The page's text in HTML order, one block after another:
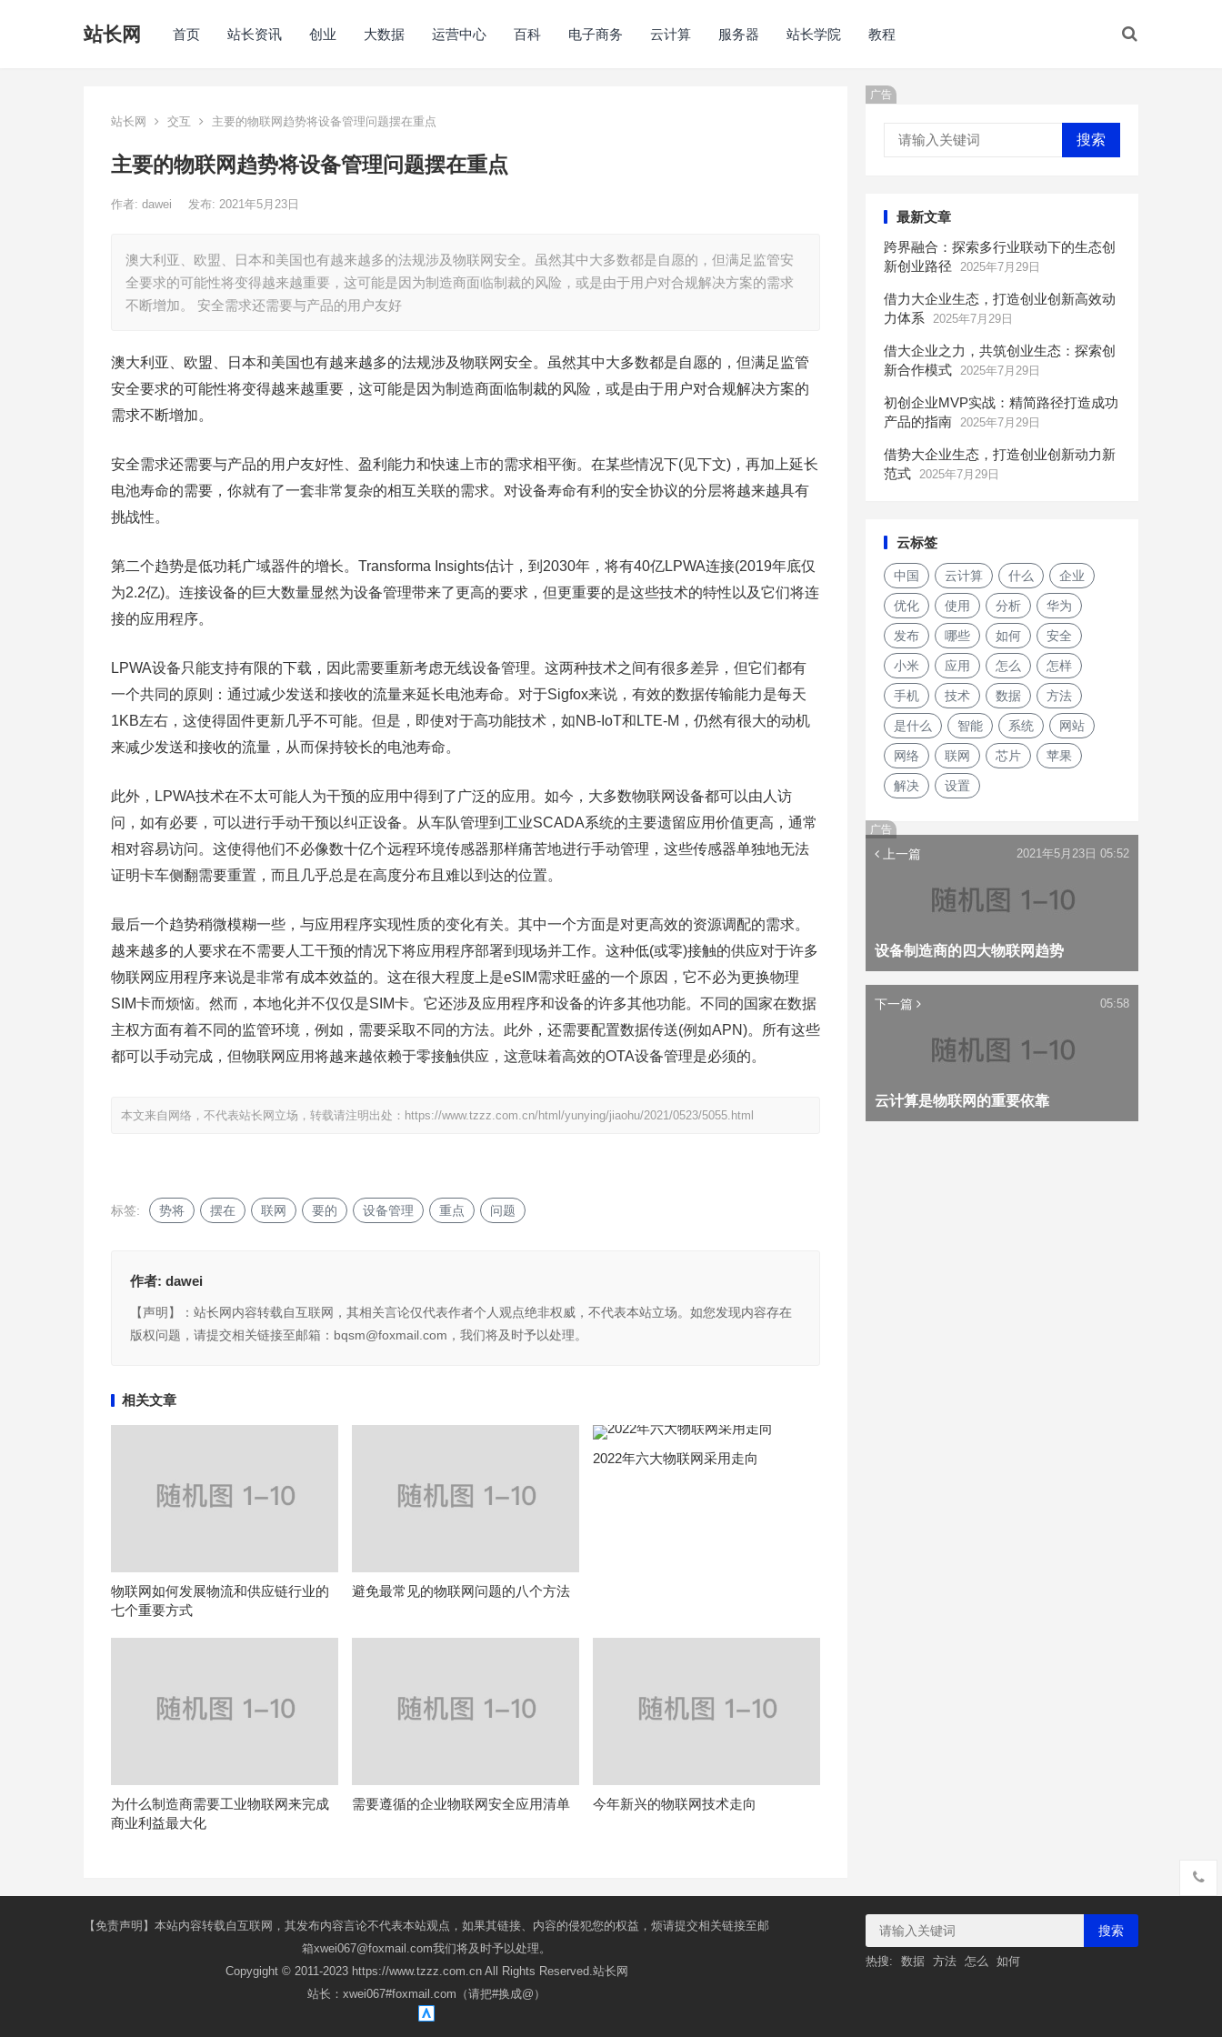
站长网 首页 站长资讯 创业 大数据 运营中心 百科 电子商务 云计算 服务器 站长学院 教程
站长网 交互 主要的物联网趋势将设备管理问题摆在重点
主要的物联网趋势将设备管理问题摆在重点
作者: dawei 发布: 2021年5月23日
澳大利亚、欧盟、日本和美国也有越来越多的法规涉及物联网安全。虽然其中大多数都是自愿的，但满足监管安
全要求的可能性将变得越来越重要，这可能是因为制造商面临制裁的风险，或是由于用户对合规解决方案的需求
不断增加。 安全需求还需要与产品的用户友好
澳大利亚、欧盟、日本和美国也有越来越多的法规涉及物联网安全。虽然其中大多数都是自愿的，但满足监管
安全要求的可能性将变得越来越重要，这可能是因为制造商面临制裁的风险，或是由于用户对合规解决方案的
需求不断增加。
安全需求还需要与产品的用户友好性、盈利能力和快速上市的需求相平衡。在某些情况下(见下文)，再加上延长
电池寿命的需要，你就有了一套非常复杂的相互关联的需求。对设备寿命有利的安全协议的分层将越来越具有
挑战性。
第二个趋势是低功耗广域器件的增长。Transforma Insights估计，到2030年，将有40亿LPWA连接(2019年底仅
为2.2亿)。连接设备的巨大数量显然为设备管理带来了更高的要求，但更重要的是这些技术的特性以及它们将连
接的应用程序。
LPWA设备只能支持有限的下载，因此需要重新考虑无线设备管理。这两种技术之间有很多差异，但它们都有
一个共同的原则：通过减少发送和接收的流量来延长电池寿命。对于Sigfox来说，有效的数据传输能力是每天
1KB左右，这使得固件更新几乎不可能。但是，即使对于高功能技术，如NB-IoT和LTE-M，仍然有很大的动机
来减少发送和接收的流量，从而保持较长的电池寿命。
此外，LPWA技术在不太可能人为干预的应用中得到了广泛的应用。如今，大多数物联网设备都可以由人访
问，如有必要，可以进行手动干预以纠正设备。从车队管理到工业SCADA系统的主要遗留应用价值更高，通常
相对容易访问。这使得他们不必像数十亿个远程环境传感器那样痛苦地进行手动管理，这些传感器单独地无法
证明卡车侧翻需要重置，而且几乎总是在高度分布且难以到达的位置。
最后一个趋势稍微模糊一些，与应用程序实现性质的变化有关。其中一个方面是对更高效的资源调配的需求。
越来越多的人要求在不需要人工干预的情况下将应用程序部署到现场并工作。这种低(或零)接触的供应对于许多
物联网应用程序来说是非常有成本效益的。这在很大程度上是eSIM需求旺盛的一个原因，它不必为更换物理
SIM卡而烦恼。然而，本地化并不仅仅是SIM卡。它还涉及应用程序和设备的许多其他功能。不同的国家在数据
主权方面有着不同的监管环境，例如，需要采取不同的方法。此外，还需要配置数据传送(例如APN)。所有这些
都可以手动完成，但物联网应用将越来越依赖于零接触供应，这意味着高效的OTA设备管理是必须的。
本文来自网络，不代表站长网立场，转载请注明出处： https://www.tzzz.com.cn/html/yunying/jiaohu/2021/0523/5055.html
标签: 势将 摆在 联网 要的 设备管理 重点 问题
作者: dawei
【声明】：站长网内容转载自互联网，其相关言论仅代表作者个人观点绝非权威，不代表本站立场。如您发现内容存在
版权问题，请提交相关链接至邮箱：bqsm@foxmail.com，我们将及时予以处理。
相关文章
物联网如何发展物流和供应链行业的
七个重要方式
避免最常见的物联网问题的八个方法
2022年六大物联网采用走向
为什么制造商需要工业物联网来完成
商业利益最大化
需要遵循的企业物联网安全应用清单 今年新兴的物联网技术走向
广告
搜索
最新文章
跨界融合：探索多行业联动下的生态创
新创业路径
2025年7月29日
借力大企业生态，打造创业创新高效动
力体系
2025年7月29日
借大企业之力，共筑创业生态：探索创
新合作模式 2025年7月29日
初创企业MVP实战：精简路径打造成功
产品的指南 2025年7月29日
借势大企业生态，打造创业创新动力新
范式 2025年7月29日
云标签
中国 云计算 什么 企业
优化 使用 分析 华为
发布 哪些 如何 安全
小米 应用 怎么 怎样
手机 技术 数据 方法
是什么 智能 系统 网站
网络 联网 芯片 苹果
解决 设置
广告
上一篇
设备制造商的四大物联网趋势
2021年5月23日 05:52
下一篇
云计算是物联网的重要依靠
05:58
【免责声明】本站内容转载自互联网，其发布内容言论不代表本站观点，如果其链接、内容的侵犯您的权益，烦请提交相关链接至邮
箱xwei067@foxmail.com我们将及时予以处理。
Copygight © 2011-2023 https://www.tzzz.com.cn All Rights Reserved.站长网
站长：xwei067#foxmail.com（请把#换成@）
搜索
热搜: 数据 方法 怎么 如何